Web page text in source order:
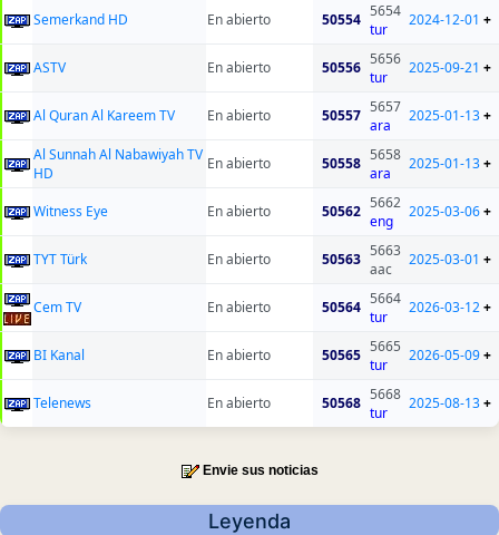
Semerkand HD En abierto 50554 5654
tur
2024-12-01 +
ASTV En abierto 50556 5656
tur
2025-09-21 +
Al Quran Al Kareem TV En abierto 50557 5657
ara
2025-01-13+
Al Sunnah Al Nabawiyah TV
HD
En abierto 50558 5658
ara
2025-01-13+
Witness Eye En abierto 50562 5662
eng
2025-03-06+
TYT Türk En abierto 50563 5663
aac
2025-03-01 +
Cem TV En abierto 50564 5664
tur
2026-03-12+
BI Kanal En abierto 50565 5665
tur
2026-05-09+
Telenews En abierto 50568 5668
tur
2025-08-13+
Envie sus noticias
Leyenda